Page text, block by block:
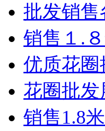
批发销售
销售１.
优质花
花圈批发
销售1.8